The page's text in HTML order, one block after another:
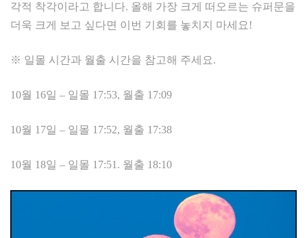
각적 착각이라고 합니다. 올해 가장 크게 떠오르는 슈퍼문을
더욱 크게 보고 싶다면 이번 기회를 놓치지 마세요!
※ 일몰 시간과 월출 시간을 참고해 주세요.
10월 16일 – 일몰 17:53, 월출 17:09
10월 17일 – 일몰 17:52, 월출 17:38
10월 18일 – 일몰 17:51. 월출 18:10